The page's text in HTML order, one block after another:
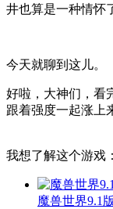
井也算是一种情怀
今天就聊到这儿。
好啦，大神们，看
跟着强度一起涨上
我想了解这个游戏：
魔兽世界9.1